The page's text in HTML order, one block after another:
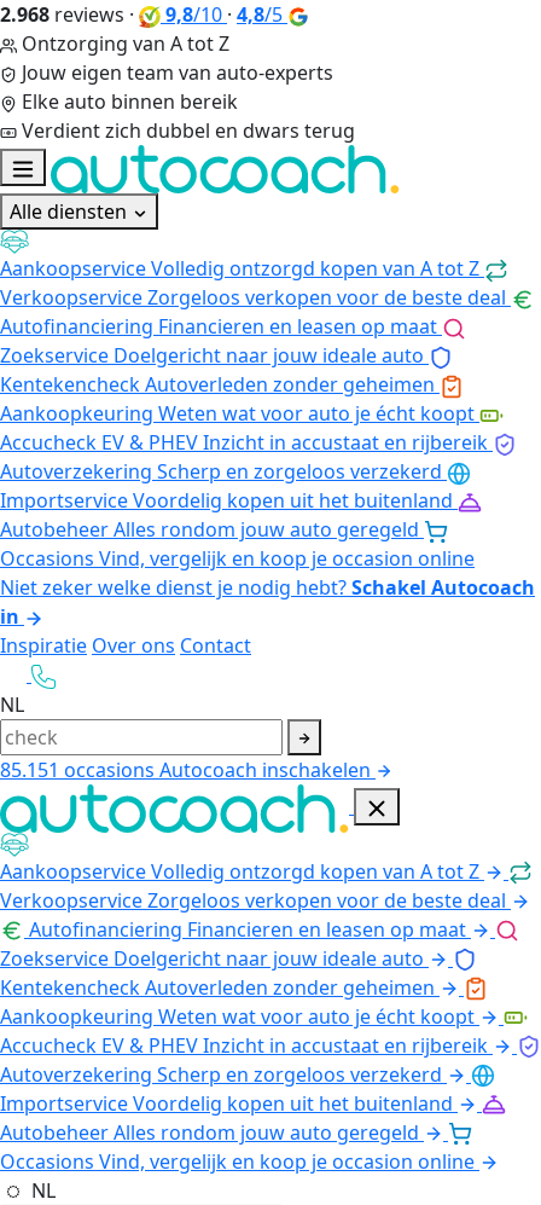
2.968 reviews · 9,8/10 · 4,8/5
Ontzorging van A tot Z
Jouw eigen team van auto-experts
Elke auto binnen bereik
Verdient zich dubbel en dwars terug
Alle diensten
AankoopserviceVolledig ontzorgd kopen van A tot Z
VerkoopserviceZorgeloos verkopen voor de beste deal
Autofinanciering Financieren en leasen op maat
Zoekservice Doelgericht naar jouw ideale auto
KentekencheckAutoverleden zonder geheimen
Aankoopkeuring Weten wat voor auto je écht koopt
Accucheck EV & PHEVInzicht in accustaat en rijbereik
Autoverzekering Scherp en zorgeloos verzekerd
ImportserviceVoordelig kopen uit het buitenland
AutobeheerAlles rondom jouw auto geregeld
Occasions Vind, vergelijk en koop je occasion online
Niet zeker welke dienst je nodig hebt?Schakel Autocoach
in
Inspiratie Over ons Contact
NL
85.151 occasions Autocoach inschakelen
AankoopserviceVolledig ontzorgd kopen van A tot Z
VerkoopserviceZorgeloos verkopen voor de beste deal
Autofinanciering Financieren en leasen op maat
Zoekservice Doelgericht naar jouw ideale auto
KentekencheckAutoverleden zonder geheimen
Aankoopkeuring Weten wat voor auto je écht koopt
Accucheck EV & PHEVInzicht in accustaat en rijbereik
Autoverzekering Scherp en zorgeloos verzekerd
ImportserviceVoordelig kopen uit het buitenland
AutobeheerAlles rondom jouw auto geregeld
Occasions Vind, vergelijk en koop je occasion online
NL